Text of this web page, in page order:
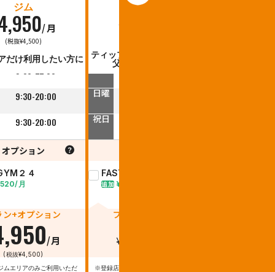
ジム
/月
(税抜¥4,500)
だけ利用したい方に
9:30-23:00
9:30-20:00
9:30-20:00
オプション
２４
月
ン+オプション
/月
(税抜¥4,500)
ムエリアのみご利用いただ
パパママ
¥
ティップネス・キッズ会員のお
父さん、お母さんに
日曜
祝日
FASTGYM２４
追加¥3,740/月
プラン+オプション
¥
※登録店をいつでもご利用いただけま